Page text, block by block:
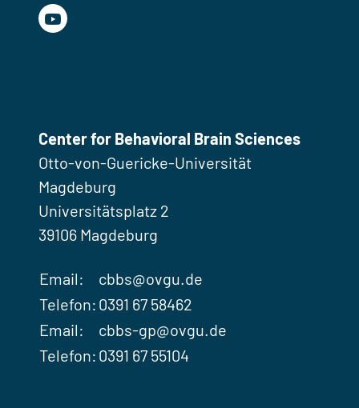
Center for Behavioral Brain Sciences
Otto-von-Guericke-Universität
Magdeburg
Universitätsplatz 2
39106 Magdeburg
Email:
cbbs@ovgu.de
Telefon: 0391 67 58462
Email:
cbbs-gp@ovgu.de
Telefon: 0391 67 55104